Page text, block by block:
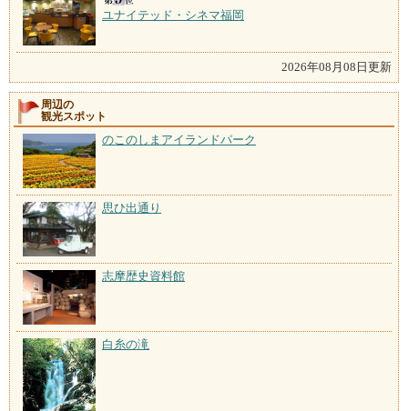
ユナイテッド・シネマ福岡
2026年08月08日更新
周辺の
観光スポット
のこのしまアイランドパーク
思ひ出通り
志摩歴史資料館
白糸の滝